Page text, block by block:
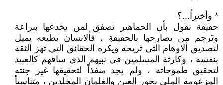
* وأخيراً...؟
حقيقة تقول بأن الجماهير تصفق لمن يخدعها ببراعة
وتَرجم من يصارحها بالحقيقةِ ، فألانسان بطبعه يميل
لتصديق ألاوهام التي تريحه ويكره الحقائق التي تهز الثقة
بنفسه ، وكارثة المسلمين في نبيهم الذي ساقهم كالعبيد
لتحقيق طموحاته ، ولم يجد منفذاً لتحقيقها غير جنته
المزعومة الملى بحور العين والغلمان المخلدين ، متناسياً